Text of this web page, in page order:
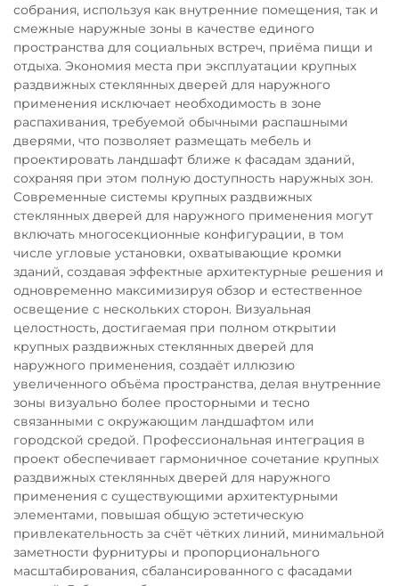
собрания, используя как внутренние помещения, так и
смежные наружные зоны в качестве единого
пространства для социальных встреч, приёма пищи и
отдыха. Экономия места при эксплуатации крупных
раздвижных стеклянных дверей для наружного
применения исключает необходимость в зоне
распахивания, требуемой обычными распашными
дверями, что позволяет размещать мебель и
проектировать ландшафт ближе к фасадам зданий,
сохраняя при этом полную доступность наружных зон.
Современные системы крупных раздвижных
стеклянных дверей для наружного применения могут
включать многосекционные конфигурации, в том
числе угловые установки, охватывающие кромки
зданий, создавая эффектные архитектурные решения и
одновременно максимизируя обзор и естественное
освещение с нескольких сторон. Визуальная
целостность, достигаемая при полном открытии
крупных раздвижных стеклянных дверей для
наружного применения, создаёт иллюзию
увеличенного объёма пространства, делая внутренние
зоны визуально более просторными и тесно
связанными с окружающим ландшафтом или
городской средой. Профессиональная интеграция в
проект обеспечивает гармоничное сочетание крупных
раздвижных стеклянных дверей для наружного
применения с существующими архитектурными
элементами, повышая общую эстетическую
привлекательность за счёт чётких линий, минимальной
заметности фурнитуры и пропорционального
масштабирования, сбалансированного с фасадами